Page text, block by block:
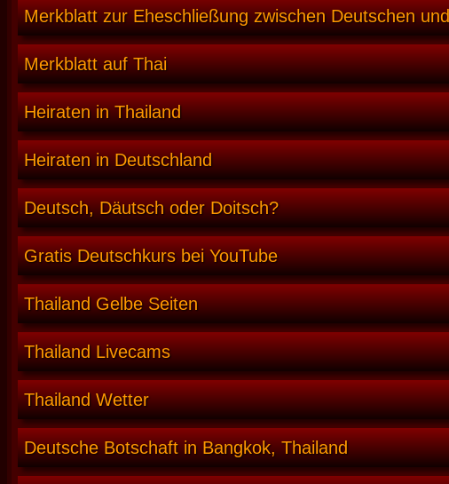
Merkblatt zur Eheschließung zwischen Deutschen
Merkblatt auf Thai
Heiraten in Thailand
Heiraten in Deutschland
Deutsch, Däutsch oder Doitsch?
Gratis Deutschkurs bei YouTube
Thailand Gelbe Seiten
Thailand Livecams
Thailand Wetter
Deutsche Botschaft in Bangkok, Thailand